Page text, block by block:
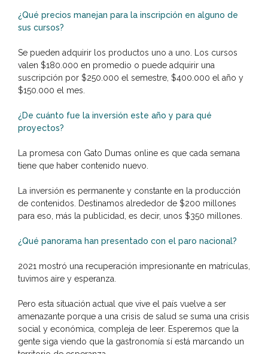
¿Qué precios manejan para la inscripción en alguno de
sus cursos?
Se pueden adquirir los productos uno a uno. Los cursos
valen $180.000 en promedio o puede adquirir una
suscripción por $250.000 el semestre, $400.000 el año y
$150.000 el mes.
¿De cuánto fue la inversión este año y para qué
proyectos?
La promesa con Gato Dumas online es que cada semana
tiene que haber contenido nuevo.
La inversión es permanente y constante en la producción
de contenidos. Destinamos alrededor de $200 millones
para eso, más la publicidad, es decir, unos $350 millones.
¿Qué panorama han presentado con el paro nacional?
2021 mostró una recuperación impresionante en matrículas,
tuvimos aire y esperanza.
Pero esta situación actual que vive el país vuelve a ser
amenazante porque a una crisis de salud se suma una crisis
social y económica, compleja de leer. Esperemos que la
gente siga viendo que la gastronomía sí está marcando un